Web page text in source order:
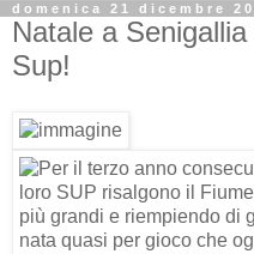
domenica 21 dicembre
Natale a
Sup!